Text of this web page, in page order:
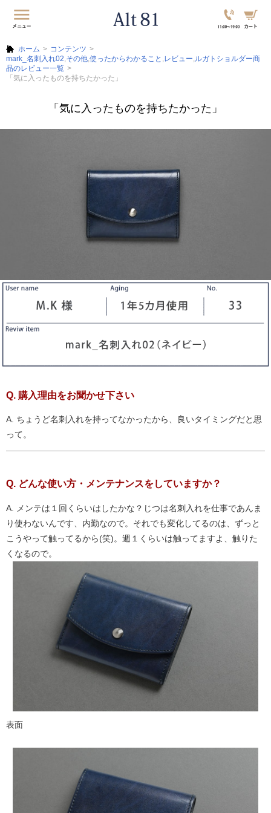
ホーム
コンテンツ
mark_名刺入れ02 その他 使ったからわかること レビュー ルガトショルダー商
品のレビュー一覧
「気に入ったものを持ちたかった」
「気に入ったものを持ちたかった」
Q. 購入理由をお聞かせ下さい
A. ちょうど名刺入れを持ってなかったから、良いタイミングだと思
って。
Q. どんな使い方・メンテナンスをしていますか？
A. メンテは１回くらいはしたかな？じつは名刺入れを仕事であんま
り使わないんです、内勤なので。それでも変化してるのは、ずっと
こうやって触ってるから(笑)。週１くらいは触ってますよ、触りた
くなるので。
表面